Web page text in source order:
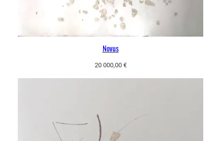
Novus
20 000,00 €